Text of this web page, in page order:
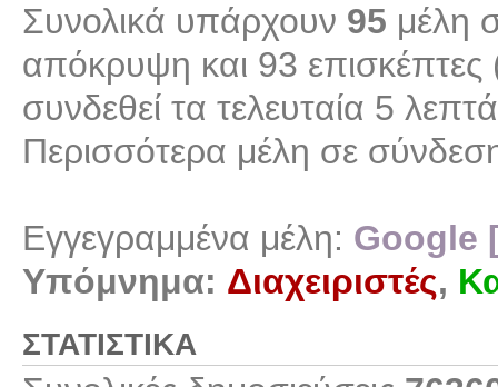
Συνολικά υπάρχουν 95 μέλη
απόκρυψη και 93
συνδεθεί τα τελευταία 5
Περισσότερα μέλη σε
Εγγεγραμμένα μέλη: Google
Υπόμνημα: Διαχειριστές,
ΣΤΑΤΙΣΤΙΚΆ